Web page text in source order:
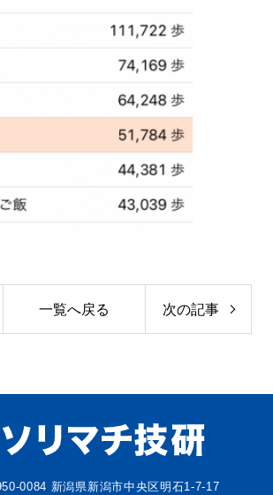
一覧へ戻る 次の記事
0084 新潟県新潟市中央区明石1-7-17